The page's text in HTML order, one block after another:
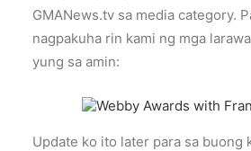
GMANews.tv sa media category.
nagpakuha rin kami ng mga
yung sa amin:
Update ko ito later para sa buong